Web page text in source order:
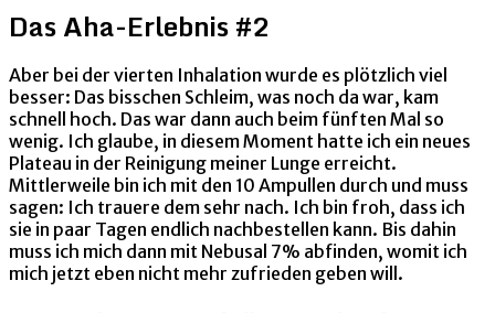
Das Aha-Erlebnis #2
Aber bei der vierten Inhalation wurde es plötzlich viel
besser: Das bisschen Schleim, was noch da war, kam
schnell hoch. Das war dann auch beim fünften Mal so
wenig. Ich glaube, in diesem Moment hatte ich ein neues
Plateau in der Reinigung meiner Lunge erreicht.
Mittlerweile bin ich mit den 10 Ampullen durch und muss
sagen: Ich trauere dem sehr nach. Ich bin froh, dass ich
sie in paar Tagen endlich nachbestellen kann. Bis dahin
muss ich mich dann mit Nebusal 7% abfinden, womit ich
mich jetzt eben nicht mehr zufrieden geben will.